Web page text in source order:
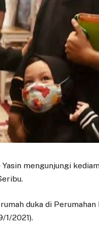
mengunjungi
duka di Perumahan
1/2021).